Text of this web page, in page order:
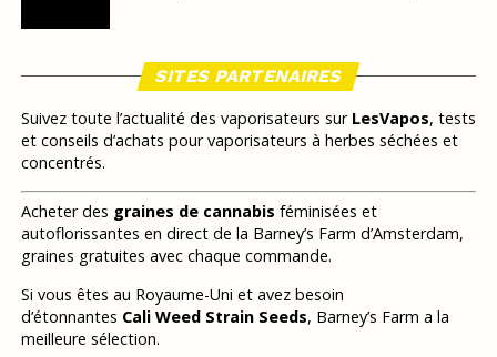
SITES PARTENAIRES
Suivez toute l’actualité des vaporisateurs sur LesVapos, tests
et conseils d’achats pour vaporisateurs à herbes séchées et
concentrés.
Acheter des graines de cannabis féminisées et
autoflorissantes en direct de la Barney’s Farm d’Amsterdam,
graines gratuites avec chaque commande.
Si vous êtes au Royaume-Uni et avez besoin
d’étonnantes Cali Weed Strain Seeds, Barney’s Farm a la
meilleure sélection.